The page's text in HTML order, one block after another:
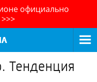
официально
>>>
Тенденция